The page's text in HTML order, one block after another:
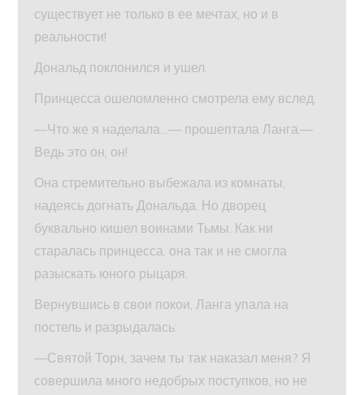
существует не только в ее мечтах, но и в
реальности!
Дональд поклонился и ушел.
Принцесса ошеломленно смотрела ему вслед.
—Что же я наделала…— прошептала Ланга.—
Ведь это он, он!
Она стремительно выбежала из комнаты,
надеясь догнать Дональда. Но дворец
буквально кишел воинами Тьмы. Как ни
старалась принцесса, она так и не смогла
разыскать юного рыцаря.
Вернувшись в свои покои, Ланга упала на
постель и разрыдалась:
—Святой Торн, зачем ты так наказал меня? Я
совершила много недобрых поступков, но не